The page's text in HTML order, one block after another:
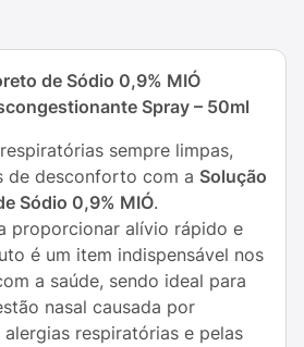
de Sódio 0,9% MIÓ
Spray – 50ml
sempre limpas,
de desconforto com a Solução
Sódio 0,9% MIÓ.
proporcionar alívio rápido e
é um item indispensável nos
a saúde, sendo ideal para
nasal causada por
respiratórias e pelas